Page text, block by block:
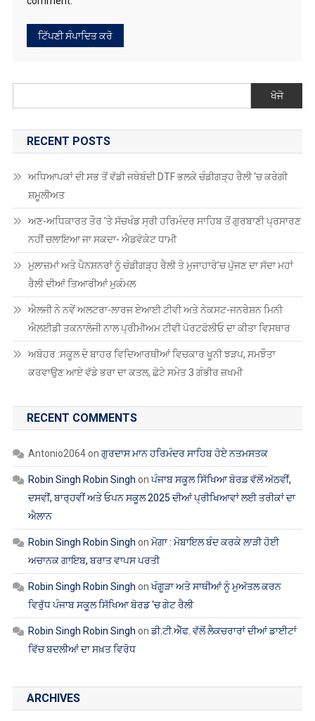
ਖੋਜੋ
RECENT POSTS
ਅਧਿਆਪਕਾਂ ਦੀ ਸਭ ਤੋਂ ਵੱਡੀ ਜਥੇਬੰਦੀ DTF ਭਲਕੇ ਚੰਡੀਗੜ੍ਹ ਰੈਲੀ ‘ਚ ਕਰੇਗੀ
ਸ਼ਮੂਲੀਅਤ
ਅਣ-ਅਧਿਕਾਰਤ ਤੌਰ ’ਤੇ ਸੱਚਖੰਡ ਸ੍ਰੀ ਹਰਿਮੰਦਰ ਸਾਹਿਬ ਤੋਂ ਗੁਰਬਾਣੀ ਪ੍ਰਸਾਰਣ
ਨਹੀਂ ਚਲਾਇਆ ਜਾ ਸਕਦਾ- ਐਡਵੋਕੇਟ ਧਾਮੀ
ਮੁਲਾਜ਼ਮਾਂ ਅਤੇ ਪੈਨਸ਼ਨਰਾਂ ਨੂੰ ਚੰਡੀਗੜ੍ਹ ਰੈਲੀ ਤੇ ਮੁਜਾਹਾਰੇ’ਚ ਪੁੱਜਣ ਦਾ ਸੱਦਾ ਮਹਾਂ
ਰੈਲੀ ਦੀਆਂ ਤਿਆਰੀਆਂ ਮੁਕੰਮਲ
ਐਲਜੀ ਨੇ ਨਵੇਂ ਅਲਟਰਾ-ਲਾਰਜ ਏਆਈ ਟੀਵੀ ਅਤੇ ਨੇਕਸਟ-ਜਨਰੇਸ਼ਨ ਮਿਨੀ
ਐਲਈਡੀ ਤਕਨਾਲੋਜੀ ਨਾਲ ਪ੍ਰੀਮੀਅਮ ਟੀਵੀ ਪੋਰਟਫੋਲੀਓ ਦਾ ਕੀਤਾ ਵਿਸਥਾਰ
ਅਬੋਹਰ :ਸਕੂਲ ਦੇ ਬਾਹਰ ਵਿਦਿਆਰਥੀਆਂ ਵਿਚਕਾਰ ਖੂਨੀ ਝੜਪ, ਸਮਝੌਤਾ
ਕਰਵਾਉਣ ਆਏ ਵੱਡੇ ਭਰਾ ਦਾ ਕਤਲ, ਛੋਟੇ ਸਮੇਤ 3 ਗੰਭੀਰ ਜ਼ਖਮੀ
RECENT COMMENTS
Antonio2064on ਗੁਰਦਾਸ ਮਾਨ ਹਰਿਮੰਦਰ ਸਾਹਿਬ ਹੋਏ ਨਤਮਸਤਕ
Robin Singh Robin Singh onਪੰਜਾਬ ਸਕੂਲ ਸਿੱਖਿਆ ਬੋਰਡ ਵੱਲੋਂ ਅੱਠਵੀਂ,
ਦਸਵੀਂ, ਬਾਰ੍ਹਵੀਂ ਅਤੇ ਓਪਨ ਸਕੂਲ 2025 ਦੀਆਂ ਪ੍ਰੀਖਿਆਵਾਂ ਲਈ ਤਰੀਕਾਂ ਦਾ
ਐਲਾਨ
Robin Singh Robin Singh on ਮੋਗਾ : ਮੋਬਾਇਲ ਬੰਦ ਕਰਕੇ ਲਾੜੀ ਹੋਈ
ਅਚਾਨਕ ਗਾਇਬ, ਬਰਾਤ ਵਾਪਸ ਪਰਤੀ
Robin Singh Robin Singh onਖੰਗੂੜਾ ਅਤੇ ਸਾਥੀਆਂ ਨੂੰ ਮੁਅੱਤਲ ਕਰਨ
ਵਿਰੁੱਧ ਪੰਜਾਬ ਸਕੂਲ ਸਿੱਖਿਆ ਬੋਰਡ ‘ਚ ਗੇਟ ਰੈਲੀ
Robin Singh Robin Singh onਡੀ.ਟੀ.ਐੱਫ. ਵੱਲੋਂ ਲੈਕਚਰਾਰਾਂ ਦੀਆਂ ਡਾਈਟਾਂ
ਵਿੱਚ ਬਦਲੀਆਂ ਦਾ ਸਖ਼ਤ ਵਿਰੋਧ
ARCHIVES